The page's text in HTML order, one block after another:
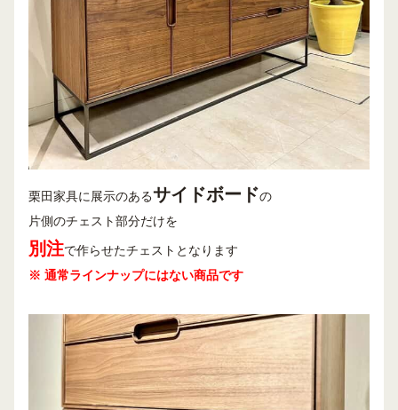
栗田家具に展示のあるサイドボードの
片側のチェスト部分だけを
別注で作らせたチェストとなります
※ 通常ラインナップにはない商品です